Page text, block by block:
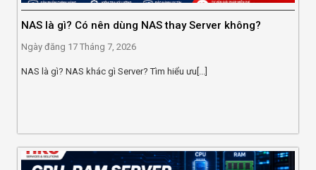
NAS là gì? Có nên dùng NAS thay Server không?
Ngày đăng 17 Tháng 7, 2026
NAS là gì? NAS khác gì Server? Tìm hiểu ưu[...]